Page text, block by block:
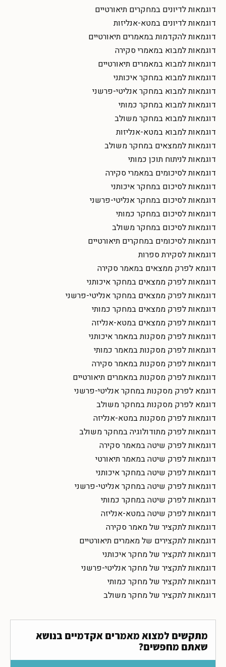
דוגמאות לדיונים במחקרים תיאורטיים
דוגמאות לדיונים במטא-אנליזות
דוגמאות להקדמות במאמרים תיאורטיים
דוגמאות למבוא במאמרי סקירה
דוגמאות למבוא במאמרים תיאורטיים
דוגמאות למבוא במחקר איכותני
דוגמאות למבוא במחקר אנליטי-פרשני
דוגמאות למבוא במחקר כמותי
דוגמאות למבוא במחקר משולב
דוגמאות למבוא במטא-אנליזות
דוגמאות לממצאים במחקר משולב
דוגמאות לניתוח תוכן כמותי
דוגמאות לסיכומים במאמרי סקירה
דוגמאות לסיכום במחקר איכותני
דוגמאות לסיכום במחקר אנליטי-פרשני
דוגמאות לסיכום במחקר כמותי
דוגמאות לסיכום במחקר משולב
דוגמאות לסיכומים במחקרים תיאורטיים
דוגמאות לסקירת ספרות
דוגמא לפרק ממצאים במאמר סקירה
דוגמאות לפרק ממצאים במחקר איכותני
דוגמאות לפרק ממצאים במחקר אנליטי-פרשני
דוגמאות לפרק ממצאים במחקר כמותי
דוגמאות לפרק ממצאים במטא-אנליזה
דוגמאות לפרק מסקנות במאמר איכותני
דוגמאות לפרק מסקנות במאמר כמותי
דוגמאות לפרק מסקנות במאמר סקירה
דוגמאות לפרק מסקנות במאמרים תיאורטיים
דוגמא לפרק מסקנות במחקר אנליטי-פרשני
דוגמא לפרק מסקנות במחקר משולב
דוגמאות לפרק מסקנות במטא-אנליזה
דוגמאות לפרק מתודולוגיה במחקר משולב
דוגמאות לפרק שיטה במאמר סקירה
דוגמאות לפרק שיטה במאמר תיאורטי
דוגמאות לפרק שיטה במחקר איכותני
דוגמאות לפרק שיטה במחקר אנליטי-פרשני
דוגמאות לפרק שיטה במחקר כמותי
דוגמאות לפרק שיטה במטא-אנליזה
דוגמאות לתקציר של מאמר סקירה
דוגמאות לתקצירים של מאמרים תיאורטיים
דוגמאות לתקציר של מחקר איכותני
דוגמאות לתקציר של מחקר אנליטי-פרשני
דוגמאות לתקציר של מחקר כמותי
דוגמאות לתקציר של מחקר משולב
מתקשים למצוא מאמרים אקדמיים בנושא
שאתם מחפשים?